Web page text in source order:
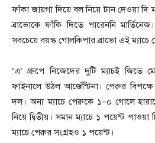
ফাঁকা জায়গা দিয়ে বল নিয়ে টান দেওয়া দি
ব্রাভোকে ফাঁকি দিতে পারেননি
সবচেয়ে বয়স্ক গোলকিপার ব্রাভো এই
‘এ’ গ্রুপে নিজেদের দুটি ম্যাচই জিতে
ফাইনালে উঠল আর্জেন্টিনা। পেরুর বিপক্ষে
দল। অন্য ম্যাচে পেরুকে ১–০ গোলে
নিয়ে দ্বিতীয়। সমান ম্যাচে ১ পয়েন্ট
ম্যাচে পেরুর সংগ্রহও ১ পয়েন্ট।